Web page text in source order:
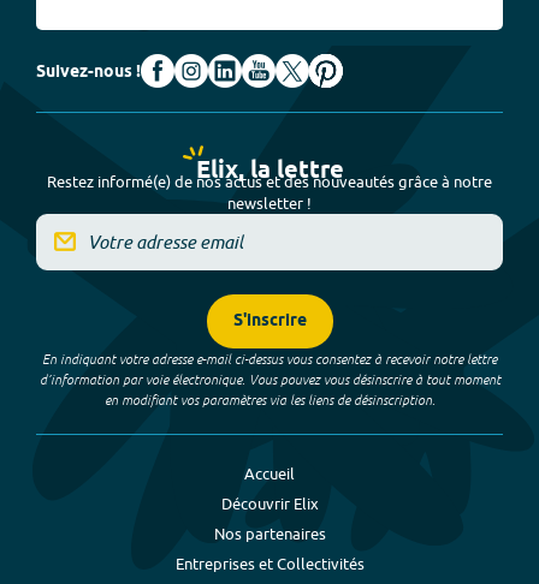
Suivez-nous !
Elix, la lettre
Restez informé(e) de nos actus et des nouveautés grâce à notre
newsletter !
S'inscrire
En indiquant votre adresse e-mail ci-dessus vous consentez à recevoir notre lettre
d’information par voie électronique. Vous pouvez vous désinscrire à tout moment
en modifiant vos paramètres via les liens de désinscription.
Accueil
Découvrir Elix
Nos partenaires
Entreprises et Collectivités